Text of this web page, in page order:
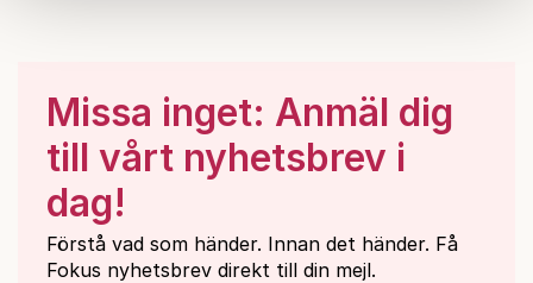
Missa inget: Anmäl dig
till vårt nyhetsbrev i
dag!
Förstå vad som händer. Innan det händer. Få
Fokus nyhetsbrev direkt till din mejl.